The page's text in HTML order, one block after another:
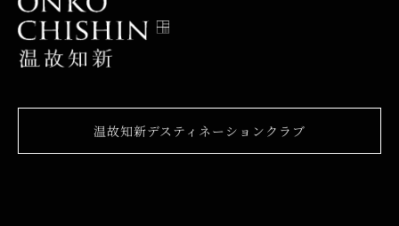
温故知新デスティネーションクラブ